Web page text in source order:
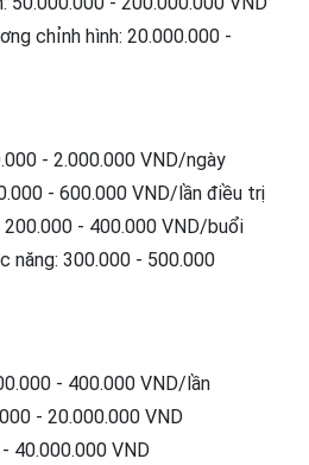
chỉnh hình: 20.000.000 -
- 2.000.000 VND/ngày
- 600.000 VND/lần điều trị
- 400.000 VND/buổi
năng: 300.000 - 500.000
- 400.000 VND/lần
- 20.000.000 VND
40.000.000 VND